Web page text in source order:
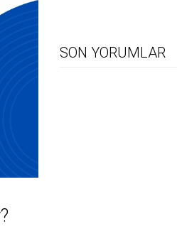
SON YORUMLAR